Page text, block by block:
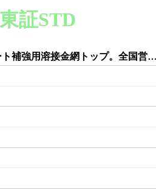
証STD
補強用溶接金網トップ。全国営…